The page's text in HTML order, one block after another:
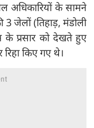
अधिकारियों के सामने
3 जेलों (तिहाड़, मंडोली
के प्रसार को देखते हुए
किए गए थे।